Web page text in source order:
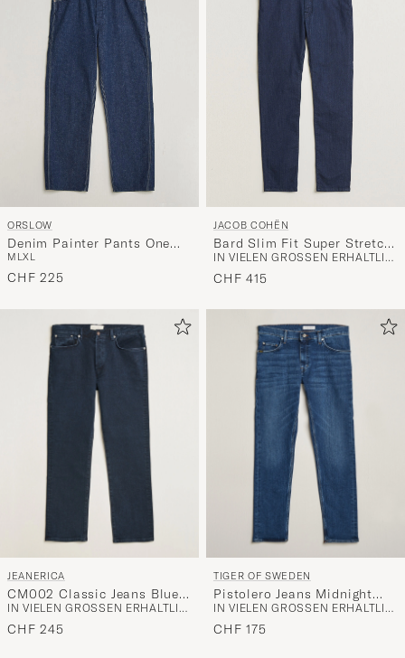
ORSLOW
Denim Painter Pants One
Wash
M LXL
CHF 225
JACOB COHËN
Bard Slim Fit Super Stretch
Jeans Rinse Wash
IN VIELEN GRÖSSEN ERHÄLTLICH
CHF 415
JEANERICA
CM002 Classic Jeans Blue
Black
IN VIELEN GRÖSSEN ERHÄLTLICH
CHF 245
TIGER OF SWEDEN
Pistolero Jeans Midnight
Blue
IN VIELEN GRÖSSEN ERHÄLTLICH
CHF 175